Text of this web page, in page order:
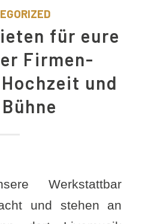
für eure
Firmen-
und
Werkstattbar
und stehen an